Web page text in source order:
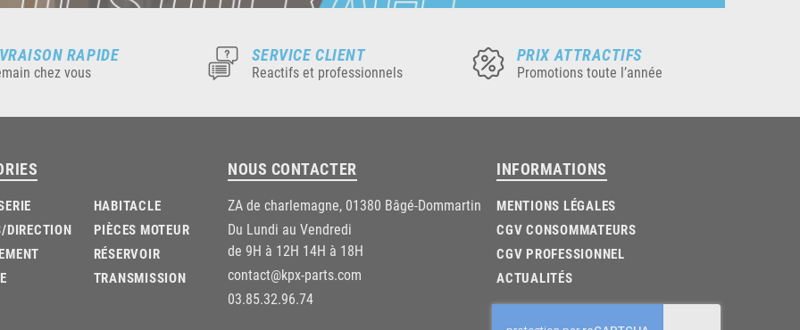
RAPIDE
chez vous
SERVICE CLIENT
Reactifs et professionnels
PRIX ATTRACTIFS
Promotions toute l’année
DIRECTION
HABITACLE
PIÈCES MOTEUR
RÉSERVOIR
TRANSMISSION
NOUS CONTACTER
ZA de charlemagne, 01380 Bâgé-Dommartin
Du Lundi au Vendredi
de 9H à 12H 14H à 18H
contact@kpx-parts.com
03.85.32.96.74
INFORMATIONS
MENTIONS LÉGALES
CGV CONSOMMATEURS
CGV PROFESSIONNEL
ACTUALITÉS